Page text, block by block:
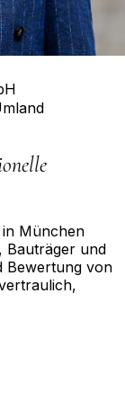
in München
Bauträger und
Bewertung von